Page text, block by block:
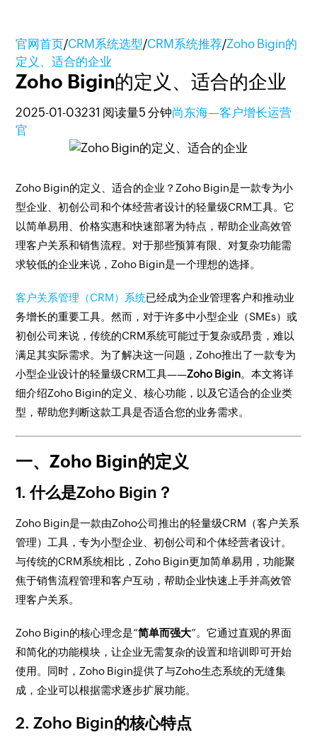
官网首页/CRM系统选型/CRM系统推荐/Zoho Bigin的
定义、适合的企业
Zoho Bigin的定义、适合的企业
2025-01-03231 阅读量5 分钟尚东海—客户增长运营
官
Zoho Bigin的定义、适合的企业？Zoho Bigin是一款专为小
型企业、初创公司和个体经营者设计的轻量级CRM工具。它
以简单易用、价格实惠和快速部署为特点，帮助企业高效管
理客户关系和销售流程。对于那些预算有限、对复杂功能需
求较低的企业来说，Zoho Bigin是一个理想的选择。
客户关系管理（CRM）系统已经成为企业管理客户和推动业
务增长的重要工具。然而，对于许多中小型企业（SMEs）或
初创公司来说，传统的CRM系统可能过于复杂或昂贵，难以
满足其实际需求。为了解决这一问题，Zoho推出了一款专为
小型企业设计的轻量级CRM工具——Zoho Bigin。本文将详
细介绍Zoho Bigin的定义、核心功能，以及它适合的企业类
型，帮助您判断这款工具是否适合您的业务需求。
一、Zoho Bigin的定义
1.什么是Zoho Bigin？
Zoho Bigin是一款由Zoho公司推出的轻量级CRM（客户关系
管理）工具，专为小型企业、初创公司和个体经营者设计。
与传统的CRM系统相比，Zoho Bigin更加简单易用，功能聚
焦于销售流程管理和客户互动，帮助企业快速上手并高效管
理客户关系。
Zoho Bigin的核心理念是“简单而强大”。它通过直观的界面
和简化的功能模块，让企业无需复杂的设置和培训即可开始
使用。同时，Zoho Bigin提供了与Zoho生态系统的无缝集
成，企业可以根据需求逐步扩展功能。
2.Zoho Bigin的核心特点